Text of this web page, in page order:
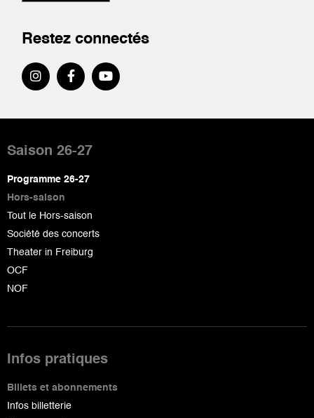
Restez connectés
de
page
Saison 26-27
Programme 26-27
Hors-saison
Tout le Hors-saison
Société des concerts
Theater in Freiburg
OCF
NOF
Infos pratiques
Billets et abonnements
Infos billetterie